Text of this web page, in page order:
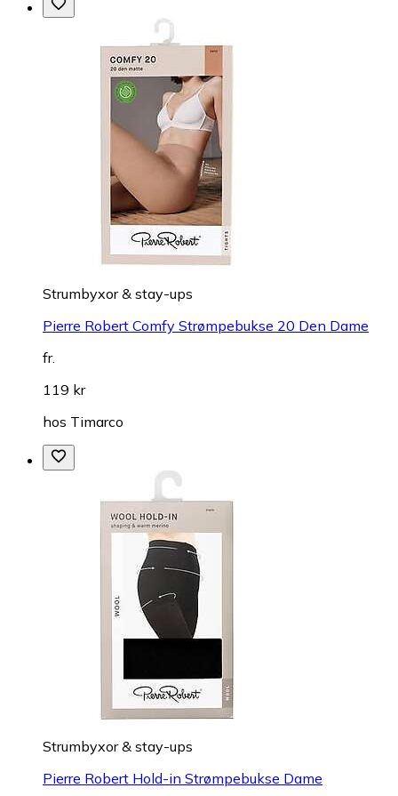
Strumbyxor & stay-ups
Pierre Robert Comfy Strømpebukse 20 Den Dame
fr.
119 kr
hos Timarco
Strumbyxor & stay-ups
Pierre Robert Hold-in Strømpebukse Dame